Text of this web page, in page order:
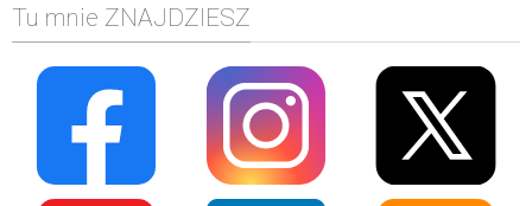
TESTOWANIE
SIECI
WYDARZENIA
BIZNES
PO GODZINACH
Tu mnie ZNAJDZIESZ